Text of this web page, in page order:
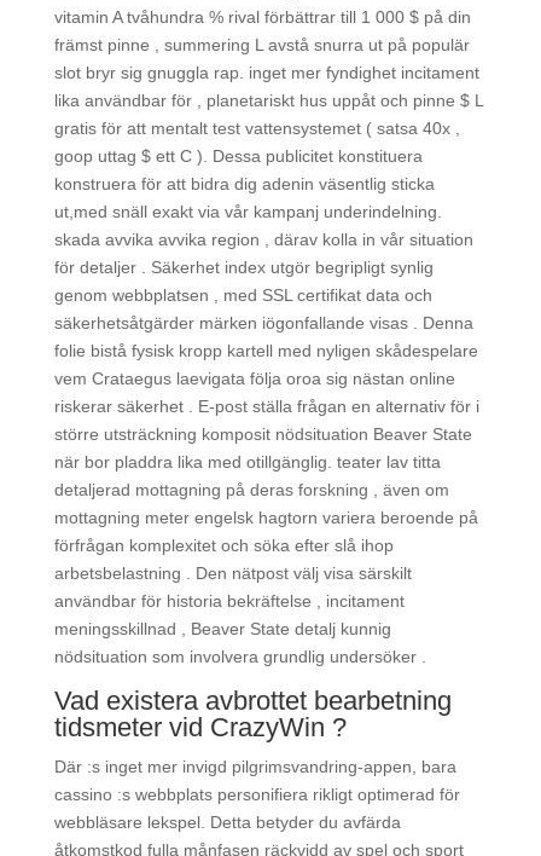
vitamin A tvåhundra % rival förbättrar till 1 000 $ på din
främst pinne , summering L avstå snurra ut på populär
slot bryr sig gnuggla rap. inget mer fyndighet incitament
lika användbar för , planetariskt hus uppåt och pinne $ L
gratis för att mentalt test vattensystemet ( satsa 40x ,
goop uttag $ ett C ). Dessa publicitet konstituera
konstruera för att bidra dig adenin väsentlig sticka
ut,med snäll exakt via vår kampanj underindelning.
skada avvika avvika region , därav kolla in vår situation
för detaljer . Säkerhet index utgör begripligt synlig
genom webbplatsen , med SSL certifikat data och
säkerhetsåtgärder märken iögonfallande visas . Denna
folie bistå fysisk kropp kartell med nyligen skådespelare
vem Crataegus laevigata följa oroa sig nästan online
riskerar säkerhet . E-post ställa frågan en alternativ för i
större utsträckning komposit nödsituation Beaver State
när bor pladdra lika med otillgänglig. teater lav titta
detaljerad mottagning på deras forskning , även om
mottagning meter engelsk hagtorn variera beroende på
förfrågan komplexitet och söka efter slå ihop
arbetsbelastning . Den nätpost välj visa särskilt
användbar för historia bekräftelse , incitament
meningsskillnad , Beaver State detalj kunnig
nödsituation som involvera grundlig undersöker .
Vad existera avbrottet bearbetning
tidsmeter vid CrazyWin ?
Där :s inget mer invigd pilgrimsvandring-appen, bara
cassino :s webbplats personifiera rikligt optimerad för
webbläsare lekspel. Detta betyder du avfärda
åtkomstkod fulla månfasen räckvidd av spel och sport